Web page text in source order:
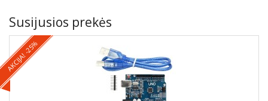
Susijusios prekės
AKCIJA! -25%